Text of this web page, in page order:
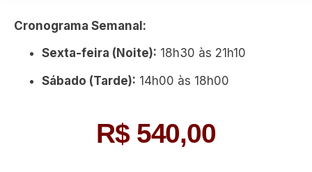
Cronograma Semanal:
Sexta-feira (Noite): 18h30 às 21h10
Sábado (Tarde): 14h00 às 18h00
R$540,00